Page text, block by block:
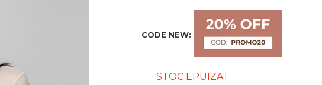
CODE NEW:
STOC EPUIZAT